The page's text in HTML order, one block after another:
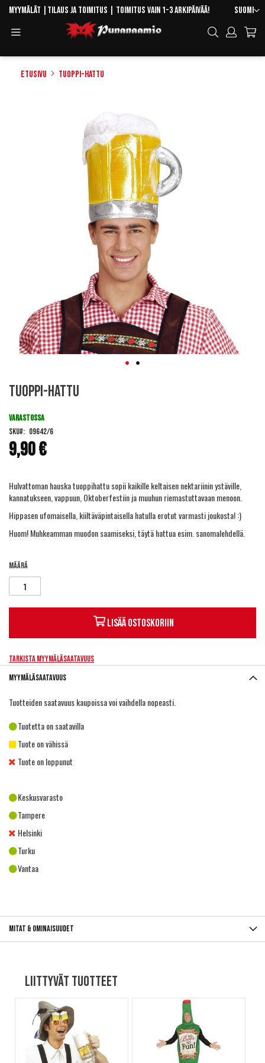
Skip
Content
Kieli
Suomi
Myymälät Tilaus ja toimitus | Toimitus vain 1-3 arkipäivää!
Hae
Etusivu Tuoppi-hattu
to
beginning
the
images
gallery
Tuoppi-hattu
9,90 €
VARASTOSSA
SKU
09642/6
Hulvattoman hauska tuoppihattu sopii kaikille keltaisen nektariinin ystäville,
kannatukseen, vappuun, Oktoberfestiin ja muuhun riemastuttavaan menoon.
Hippasen ufomaisella, kiiltäväpintaisella hatulla erotut varmasti joukosta! :)
Huom! Muhkeamman muodon saamiseksi, täytä hattua esim. sanomalehdellä.
Määrä
Lisää ostoskoriin
Tarkista myymäläsaatavuus
Myymäläsaatavuus
Tuotteiden saatavuus kaupoissa voi vaihdella nopeasti.
Tuotetta on saatavilla
Tuote on vähissä
Tuote on loppunut
Keskusvarasto
Tampere
Helsinki
Turku
Vantaa
Mitat & ominaisuudet
Liittyvät tuotteet